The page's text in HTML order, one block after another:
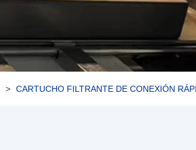
CARTUCHO FILTRANTE DE CONEXIÓN